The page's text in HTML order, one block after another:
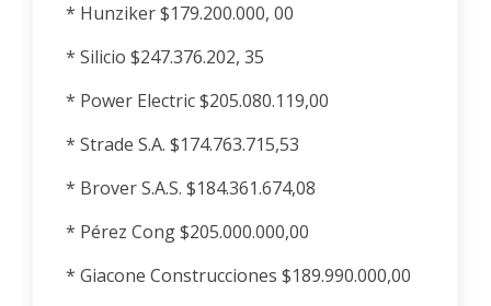
* Hunziker $179.200.000, 00
* Silicio $247.376.202, 35
* Power Electric $205.080.119,00
* Strade S.A. $174.763.715,53
* Brover S.A.S. $184.361.674,08
* Pérez Cong $205.000.000,00
* Giacone Construcciones $189.990.000,00